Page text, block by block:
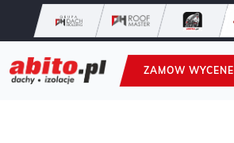
ZAMOW WYCENE